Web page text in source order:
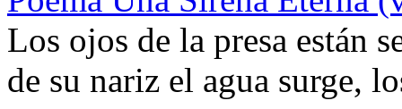
Los ojos de la presa están
de su nariz el agua surge,